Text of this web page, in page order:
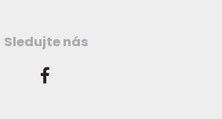
Sledujte nás